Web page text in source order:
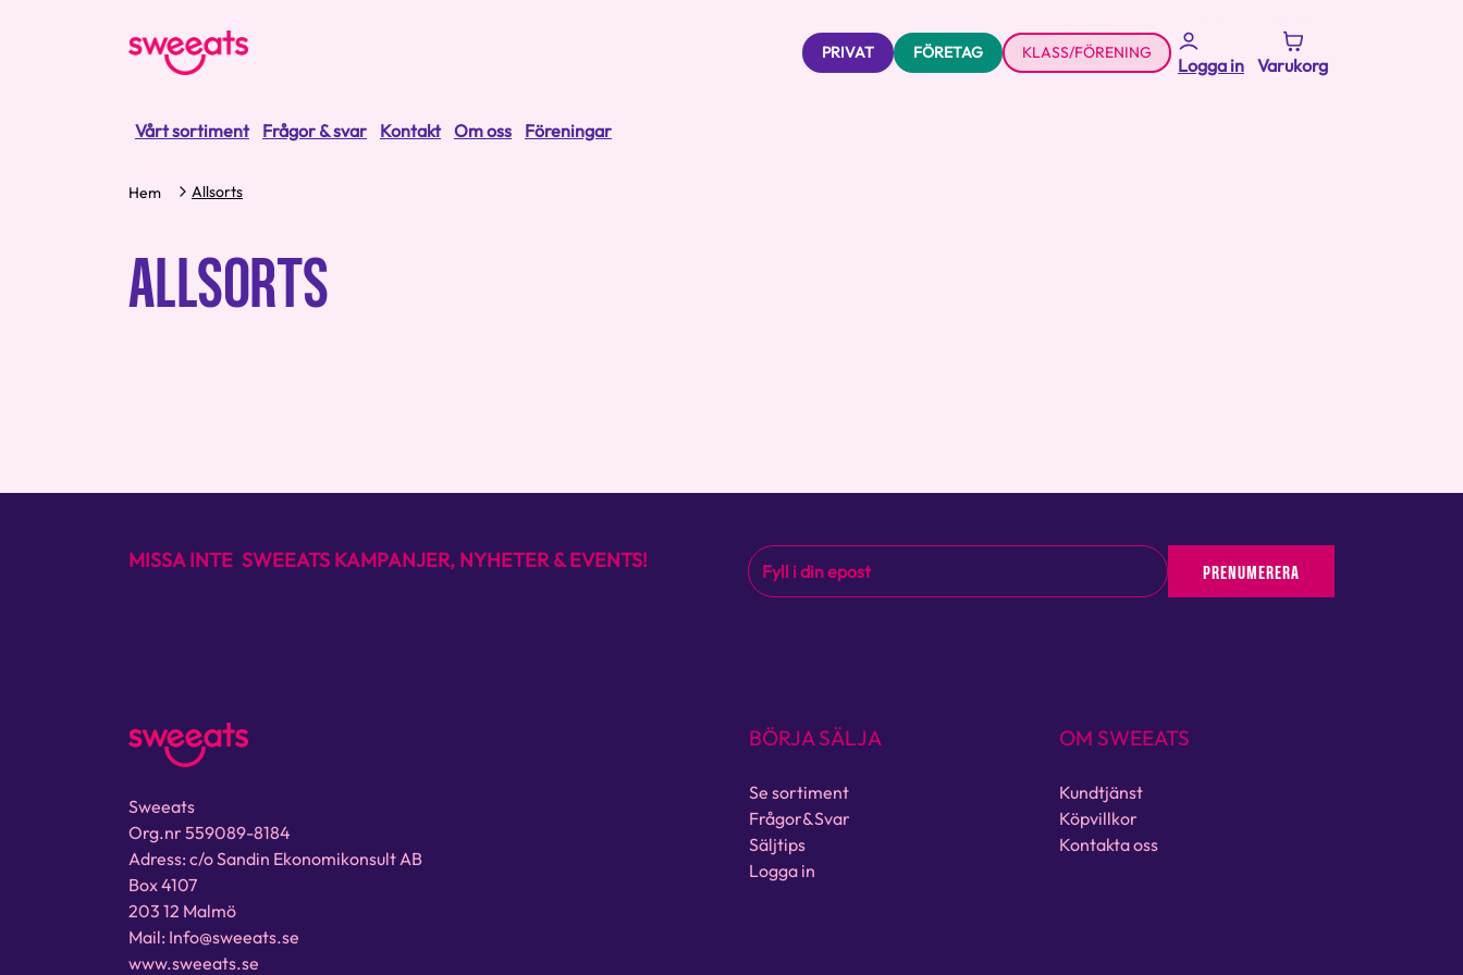
PRIVAT FÖRETAG KLASS/FÖRENING
Logga in Varukorg
Vårt sortiment Frågor & svar Kontakt Om oss Föreningar
Hem Allsorts
ALLSORTS
MISSA INTE SWEEATS KAMPANJER, NYHETER & EVENTS! PRENUMERERA
Sweeats
Org.nr 559089-8184
Adress: c/o Sandin Ekonomikonsult AB
Box 4107
203 12 Malmö
Mail: Info@sweeats.se
www.sweeats.se
BÖRJA SÄLJA
Se sortiment
Frågor&Svar
Säljtips
Logga in
OM SWEEATS
Kundtjänst
Köpvillkor
Kontakta oss